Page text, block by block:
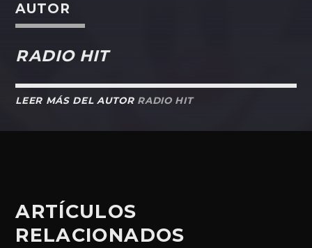
AUTOR
RADIO HIT
LEER MÁS DEL AUTOR RADIO HIT
ARTÍCULOS
RELACIONADOS